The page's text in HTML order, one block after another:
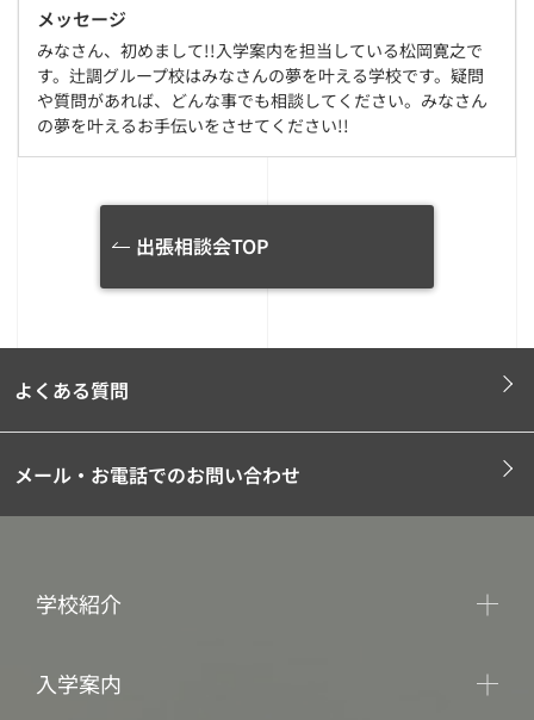
メッセージ
みなさん、初めまして!!入学案内を担当している松岡寛之で
す。辻調グループ校はみなさんの夢を叶える学校です。疑問
や質問があれば、どんな事でも相談してください。みなさん
の夢を叶えるお手伝いをさせてください!!
出張相談会TOP
よくある質問
メール・お電話でのお問い合わせ
学校紹介
入学案内